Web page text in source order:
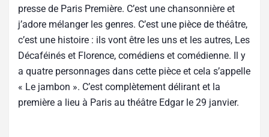
presse de Paris Première. C’est une chansonnière et
j’adore mélanger les genres. C’est une pièce de théâtre,
c’est une histoire : ils vont être les uns et les autres, Les
Décaféinés et Florence, comédiens et comédienne. Il y
a quatre personnages dans cette pièce et cela s’appelle
« Le jambon ». C’est complètement délirant et la
première a lieu à Paris au théâtre Edgar le 29 janvier.